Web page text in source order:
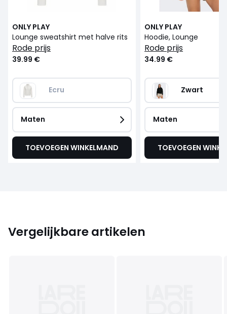
ONLY PLAY
Lounge sweatshirt met halve rits
rode prijs
39.99 €
Ecru
Maten
TOEVOEGEN WINKELMAND
ONLY PLAY
Hoodie, Lounge
rode prijs
34.99 €
Zwart
Maten
TOEVOEGEN
Vergelijkbare artikelen